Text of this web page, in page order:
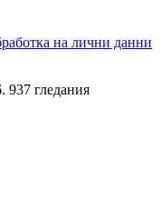
на лични данни
937 гледания